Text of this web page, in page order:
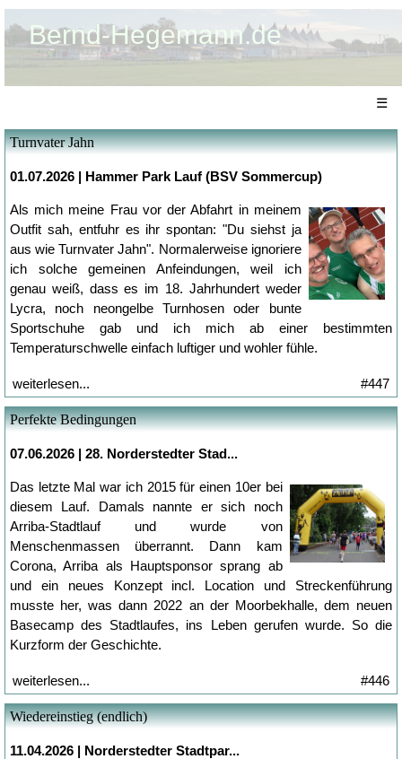
Bernd-Hegemann.de
☰
Turnvater Jahn
01.07.2026 | Hammer Park Lauf (BSV Sommercup)
Als mich meine Frau vor der Abfahrt in meinem
Outfit sah, entfuhr es ihr spontan: "Du siehst ja
aus wie Turnvater Jahn". Normalerweise ignoriere
ich solche gemeinen Anfeindungen, weil ich
genau weiß, dass es im 18. Jahrhundert weder
Lycra, noch neongelbe Turnhosen oder bunte
Sportschuhe gab und ich mich ab einer bestimmten
Temperaturschwelle einfach luftiger und wohler fühle.
weiterlesen... #447
Perfekte Bedingungen
07.06.2026 | 28. Norderstedter Stad...
Das letzte Mal war ich 2015 für einen 10er bei
diesem Lauf. Damals nannte er sich noch
Arriba-Stadtlauf und wurde von
Menschenmassen überrannt. Dann kam
Corona, Arriba als Hauptsponsor sprang ab
und ein neues Konzept incl. Location und Streckenführung
musste her, was dann 2022 an der Moorbekhalle, dem neuen
Basecamp des Stadtlaufes, ins Leben gerufen wurde. So die
Kurzform der Geschichte.
weiterlesen... #446
Wiedereinstieg (endlich)
11.04.2026 | Norderstedter Stadtpar...